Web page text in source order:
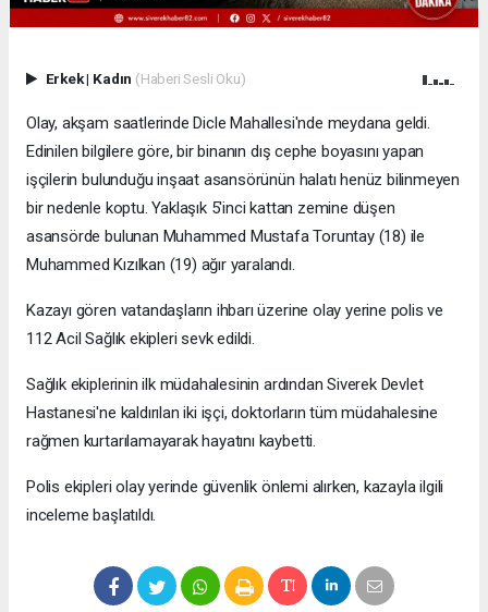
Erkek| Kadın (Haberi Sesli Oku)
Olay, akşam saatlerinde Dicle Mahallesi'nde meydana geldi.
Edinilen bilgilere göre, bir binanın dış cephe boyasını yapan
işçilerin bulunduğu inşaat asansörünün halatı henüz bilinmeyen
bir nedenle koptu. Yaklaşık 5'inci kattan zemine düşen
asansörde bulunan Muhammed Mustafa Toruntay (18) ile
Muhammed Kızılkan (19) ağır yaralandı.
Kazayı gören vatandaşların ihbarı üzerine olay yerine polis ve
112 Acil Sağlık ekipleri sevk edildi.
Sağlık ekiplerinin ilk müdahalesinin ardından Siverek Devlet
Hastanesi'ne kaldırılan iki işçi, doktorların tüm müdahalesine
rağmen kurtarılamayarak hayatını kaybetti.
Polis ekipleri olay yerinde güvenlik önlemi alırken, kazayla ilgili
inceleme başlatıldı.